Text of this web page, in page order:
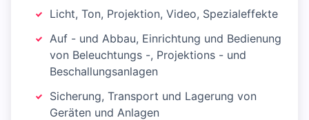
Licht, Ton, Projektion, Video, Spezialeffekte
Auf - und Abbau, Einrichtung und Bedienung
von Beleuchtungs -, Projektions - und
Beschallungsanlagen
Sicherung, Transport und Lagerung von
Geräten und Anlagen